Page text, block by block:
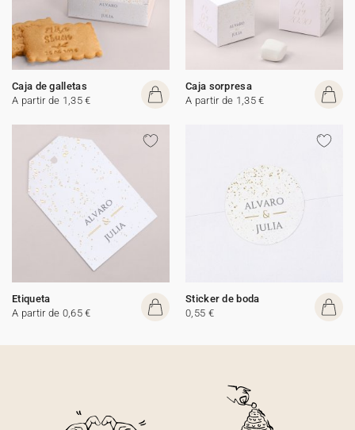
Caja de galletas
A partir de 1,35 €
Caja sorpresa
A partir de 1,35 €
Etiqueta
A partir de 0,65 €
Sticker de boda
0,55 €